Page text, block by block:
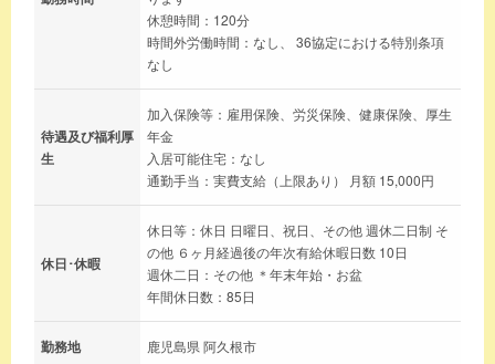
休憩時間：120分
時間外労働時間：なし、 36協定における特別条項
なし
待遇及び福利厚
生
加入保険等：雇用保険、労災保険、健康保険、厚生
年金
入居可能住宅：なし
通勤手当：実費支給（上限あり） 月額 15,000円
休日･休暇
休日等：休日 日曜日、祝日、その他 週休二日制 そ
の他 ６ヶ月経過後の年次有給休暇日数 10日
週休二日：その他 ＊年末年始・お盆
年間休日数：85日
勤務地 鹿児島県 阿久根市